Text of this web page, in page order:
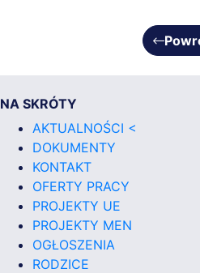
NA SKRÓTY
AKTUALNOŚCI <
DOKUMENTY
KONTAKT
OFERTY PRACY
PROJEKTY UE
PROJEKTY MEN
OGŁOSZENIA
RODZICE